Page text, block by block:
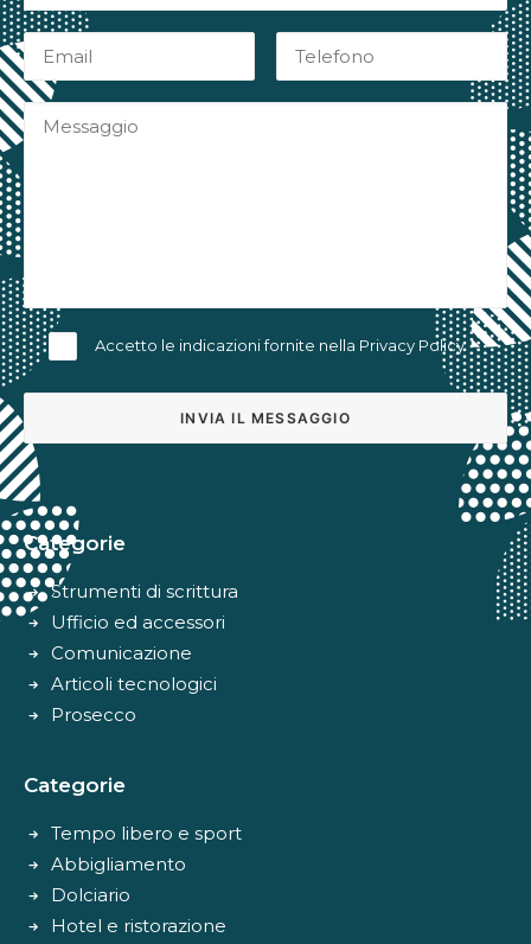
Accetto le indicazioni fornite nella Privacy Policy
Categorie
Strumenti di scrittura
Ufficio ed accessori
Comunicazione
Articoli tecnologici
Prosecco
Categorie
Tempo libero e sport
Abbigliamento
Dolciario
Hotel e ristorazione